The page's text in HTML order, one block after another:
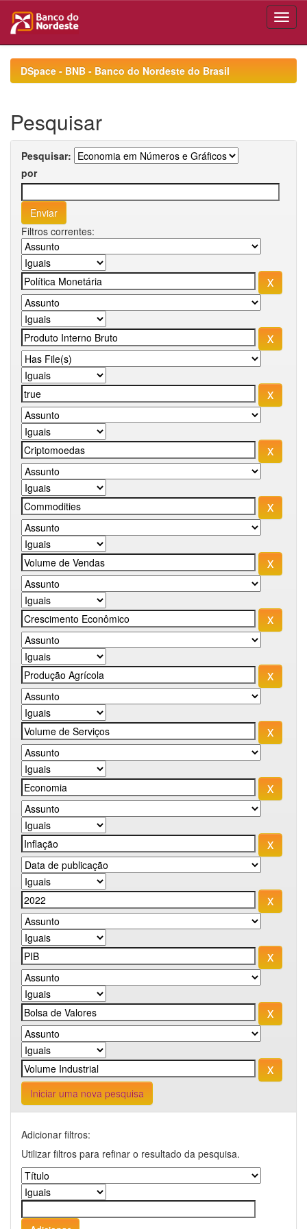
navigationDSpace - BNB - Banco do Nordeste do Brasil
Pesquisar
Pesquisar:
por
Filtros correntes:
Iniciar uma nova pesquisa
Adicionar filtros:
Utilizar filtros para refinar o resultado da pesquisa.